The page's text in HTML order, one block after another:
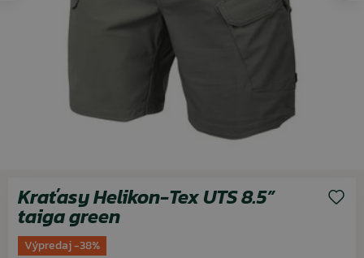
Kraťasy Helikon-Tex UTS 8.5”
taiga green
Výpredaj -38%